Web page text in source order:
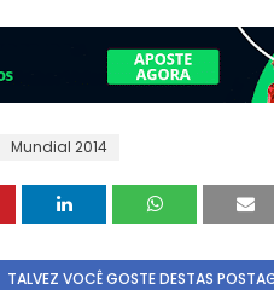
Mundial 2014
TALVEZ VOCÊ GOSTE DESTAS